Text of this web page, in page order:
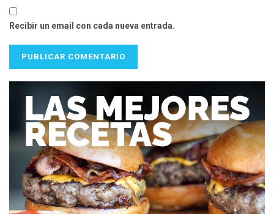
Recibir un email con cada nueva entrada.